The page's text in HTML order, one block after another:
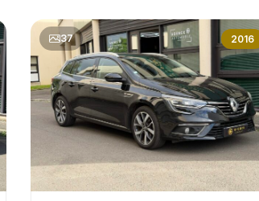
37 2016